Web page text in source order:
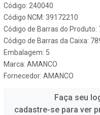
Código: 240040
Código NCM: 39172210
Código de Barras do Produto:
Código de Barras da Caixa:
Embalagem: 5
Marca: AMANCO
Fornecedor: AMANCO
Faça seu
cadastre-se para ver